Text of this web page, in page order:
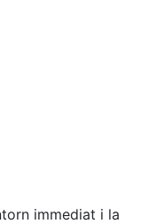
immediat i la